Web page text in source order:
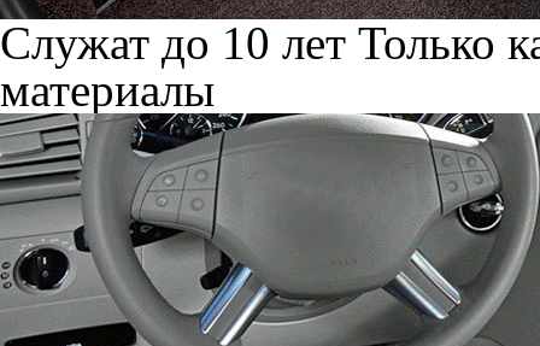
Служат до 10 лет Только
материалы